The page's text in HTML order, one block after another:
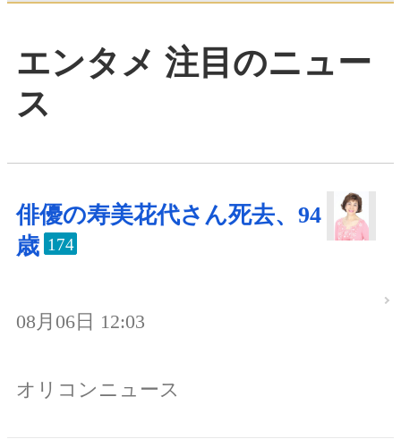
エンタメ 注目のニュー
ス
俳優の寿美花代さん死去、94
歳 174
08月06日 12:03
オリコンニュース